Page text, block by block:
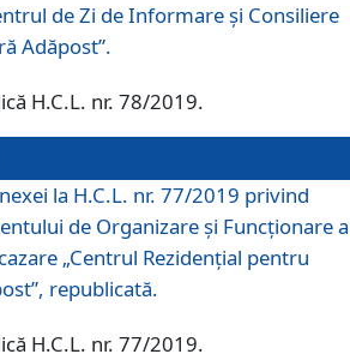
de Zi de Informare şi Consiliere
Adăpost”.
H.C.L. nr. 78/2019.
la H.C.L. nr. 77/2019 privind
de Organizare și Funcționare
„Centrul Rezidențial pentru
republicată.
H.C.L. nr. 77/2019.